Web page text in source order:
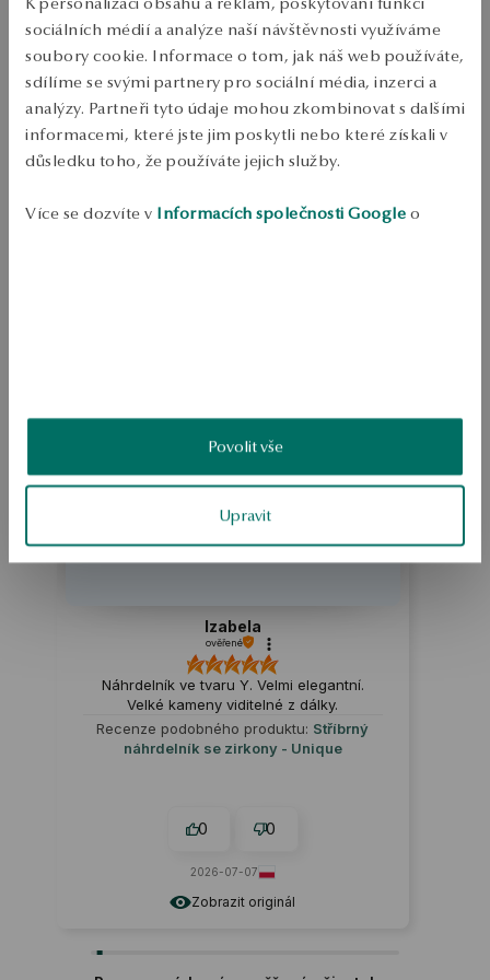
sociálních médií a analýze naší návštěvnosti využíváme
soubory cookie. Informace o tom, jak náš web používáte,
sdílíme se svými partnery pro sociální média, inzerci a
analýzy. Partneři tyto údaje mohou zkombinovat s dalšími
informacemi, které jste jim poskytli nebo které získali v
důsledku toho, že používáte jejich služby.
Více se dozvíte v Informacích společnosti Google o
Povolit vše
Upravit
Bezplatné vrácení až do 100 dnů v YES Clubu
PODROBNOSTI
Ruda: Stříbro Ukázka: 925 Délka: 47 cm Průměrná hmotnost: méně
než 5 g Návrhář: Katarzyna Bukowska
SKU: NS50883-BB047-000000-000
Zobrazit originál
Izabela
ověřené
Náhrdelník ve tvaru Y. Velmi elegantní.
Velké kameny viditelné z dálky.
Recenze podobného produktu: Stříbrný
náhrdelník se zirkony - Unique
0 0
2026-07-07